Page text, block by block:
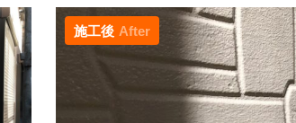
施工後 After